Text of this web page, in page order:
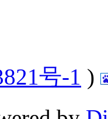
号-1 )